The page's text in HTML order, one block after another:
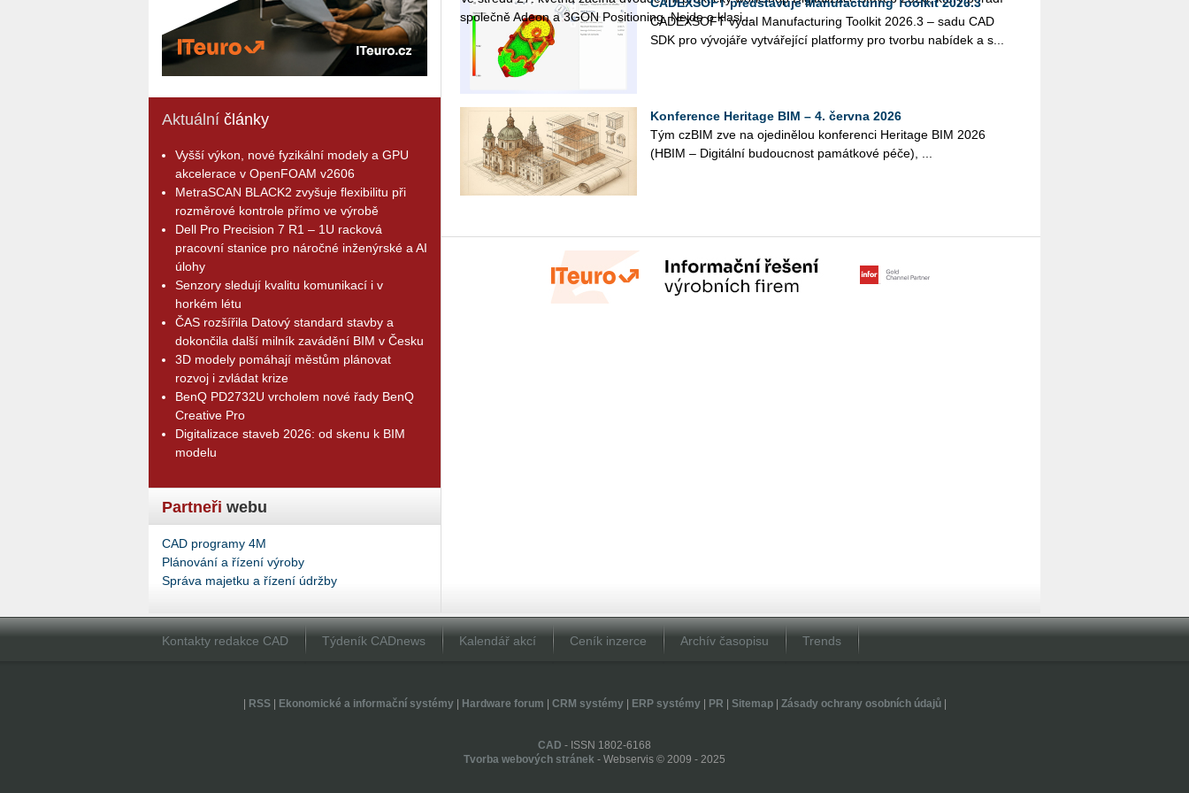
Aktuální články
Vyšší výkon, nové fyzikální modely a GPU
akcelerace v OpenFOAM v2606
MetraSCAN BLACK2 zvyšuje flexibilitu při
rozměrové kontrole přímo ve výrobě
Dell Pro Precision 7 R1 – 1U racková
pracovní stanice pro náročné inženýrské a AI
úlohy
Senzory sledují kvalitu komunikací i v
horkém létu
ČAS rozšířila Datový standard stavby a
dokončila další milník zavádění BIM v Česku
3D modely pomáhají městům plánovat
rozvoj i zvládat krize
BenQ PD2732U vrcholem nové řady BenQ
Creative Pro
Digitalizace staveb 2026: od skenu k BIM
modelu
Partneři webu
CAD programy 4M
Plánování a řízení výroby
Správa majetku a řízení údržby
spo­leč­ně Adeon a 3GON Po­si­ti­o­ning. Nejde o kla­si...CAD­EX­SOFT vydal Ma­nu­factu­ring Tool­kit 2026.3 – sadu CAD
SDK pro vý­vo­já­ře vy­tvá­ře­jí­cí plat­for­my pro tvor­bu na­bí­dek a s...
Konference Heritage BIM – 4. června 2026
Tým czBIM zve na oje­di­ně­lou kon­fe­ren­ci He­ri­tage BIM 2026
(HBIM – Di­gi­tál­ní bu­douc­nost pa­mát­ko­vé péče), ...
Kontakty redakce CAD Týdeník CADnews Kalendář akcí Ceník inzerce Archív časopisu Trends
RSS| Ekonomické a informační systémy| Hardware forum CRM systémy| ERP systémy| PR Sitemap| Zásady ochrany osobních údajů|
CAD - ISSN 1802-6168
Tvorba webových stránek - Webservis © 2009 - 2025